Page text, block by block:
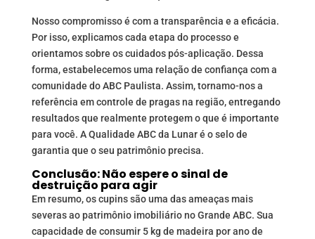
Nosso compromisso é com a transparência e a eficácia.
Por isso, explicamos cada etapa do processo e
orientamos sobre os cuidados pós-aplicação. Dessa
forma, estabelecemos uma relação de confiança com a
comunidade do ABC Paulista. Assim, tornamo-nos a
referência em controle de pragas na região, entregando
resultados que realmente protegem o que é importante
para você. A Qualidade ABC da Lunar é o selo de
garantia que o seu patrimônio precisa.
Conclusão: Não espere o sinal de
destruição para agir
Em resumo, os cupins são uma das ameaças mais
severas ao patrimônio imobiliário no Grande ABC. Sua
capacidade de consumir 5 kg de madeira por ano de